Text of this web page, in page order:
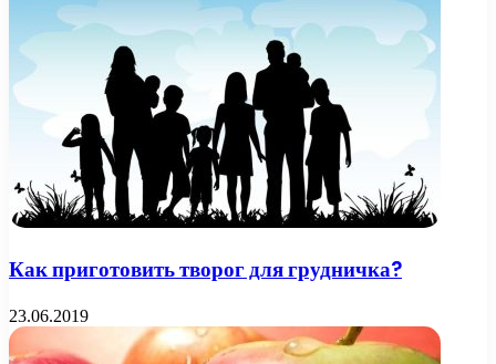
Как приготовить творог для грудничка?
23.06.2019